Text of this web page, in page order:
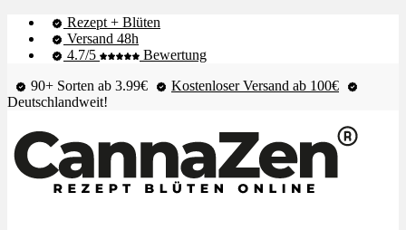
Rezept + Blüten
Versand 48h
4.7/5
Bewertung
90+ Sorten ab 3.99€
Kostenloser Versand ab 100€
Deutschlandweit!